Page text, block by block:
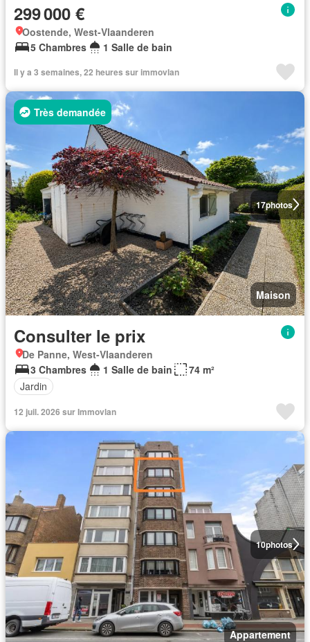
299 000 €
Oostende, West-Vlaanderen
5 Chambres
1 Salle de bain
Il y a 3 semaines, 22 heures sur immovlan
17photos
Très demandée
Maison
Consulter le prix
De Panne, West-Vlaanderen
3 Chambres
1 Salle de bain
74 m²
Jardin
12 juil. 2026 sur Immovlan
10photos
Appartement